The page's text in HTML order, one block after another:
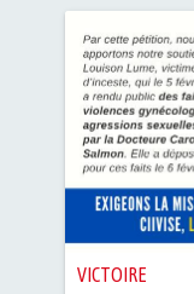
VICTOIRE